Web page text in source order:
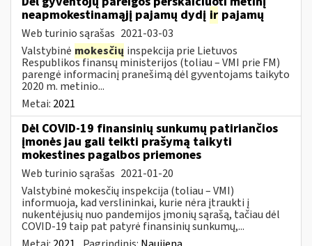
neapmokestinamąjį pajamų dydį ir pajamų
Web turinio sąrašas 2021-03-03
Valstybinė mokesčių inspekcija prie Lietuvos
Respublikos finansų ministerijos (toliau – VMI prie FM)
parengė informacinį pranešimą dėl gyventojams taikyto
2020 m. metinio...
Metai: 2021
Dėl COVID-19 finansinių sunkumų patiriančios
įmonės jau gali teikti prašymą taikyti
mokestines pagalbos priemones
Web turinio sąrašas 2021-01-20
Valstybinė mokesčių inspekcija (toliau – VMI)
informuoja, kad verslininkai, kurie nėra įtraukti į
nukentėjusių nuo pandemijos įmonių sąrašą, tačiau dėl
COVID-19 taip pat patyrė finansinių sunkumų,...